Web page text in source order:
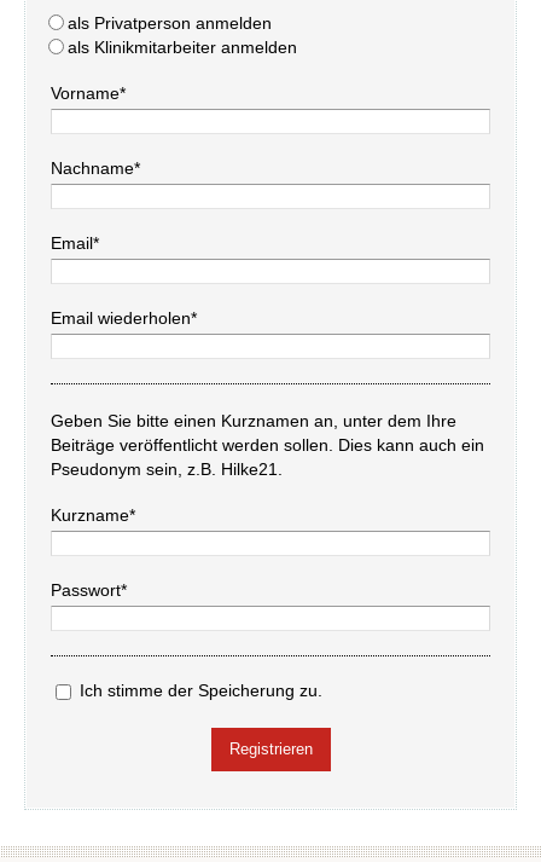
als Privatperson anmelden
als Klinikmitarbeiter anmelden
Vorname*
Nachname*
Email*
Email wiederholen*
Geben Sie bitte einen Kurznamen an, unter dem Ihre
Beiträge veröffentlicht werden sollen. Dies kann auch ein
Pseudonym sein, z.B. Hilke21.
Kurzname*
Passwort*
Ich stimme der Speicherung zu.